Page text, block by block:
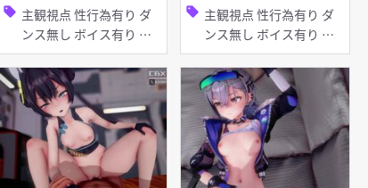
sell 主観視点 性行為有り ダ
ンス無し ボイス有り 淫
乱 イラマチオ フェラ
sell 主観視点 性行為有り ダ
ンス無し ボイス有り ぷ
に チャイナドレス ディ
ープスロート フェラ